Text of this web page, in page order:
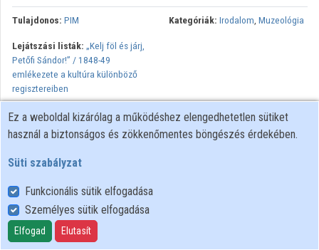
Tulajdonos: PIM Kategóriák: Irodalom, Muzeológia
Lejátszási listák: „Kelj föl és járj,
Petőfi Sándor!” / 1848-49
emlékezete a kultúra különböző
regisztereiben
Felhasználói szabályzat
Adatkezelési tájékoztató
Süti szabályzat
Ez a weboldal kizárólag a működéshez elengedhetetlen sütiket
használ a biztonságos és zökkenőmentes böngészés érdekében.
Süti szabályzat
Funkcionális sütik elfogadása
Személyes sütik elfogadása
Elfogad Elutasít